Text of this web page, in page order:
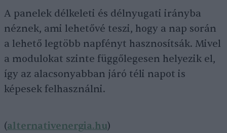
A panelek délkeleti és délnyugati irányba
néznek, ami lehetővé teszi, hogy a nap során
a lehető legtöbb napfényt hasznosítsák. Mivel
a modulokat szinte függőlegesen helyezik el,
így az alacsonyabban járó téli napot is
képesek felhasználni.
(alternativenergia.hu)